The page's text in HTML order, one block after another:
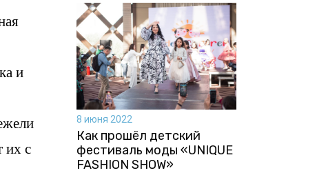
и
их с
8 июня 2022
Как прошёл детский
фестиваль моды «UNIQUE
FASHION SHOW»